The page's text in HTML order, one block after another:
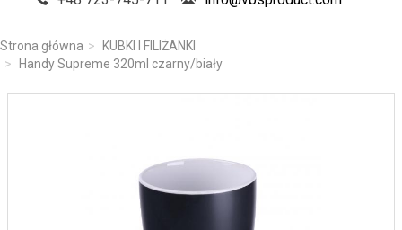
Strona główna
KUBKI I FILIŻANKI
Handy Supreme 320ml czarny/biały